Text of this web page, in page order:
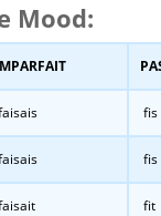
Mood:
fis
fis
fit